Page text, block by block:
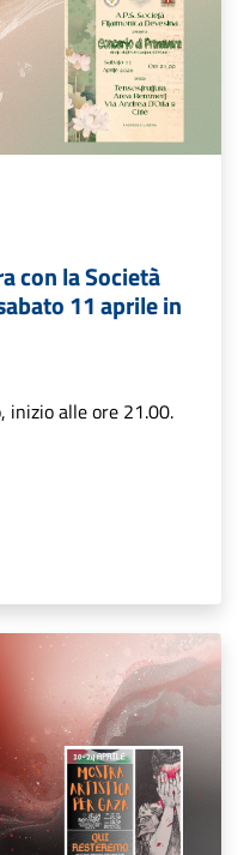
con la Società
11 aprile in
inizio alle ore 21.00.